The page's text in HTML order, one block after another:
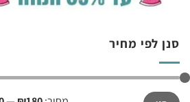
סנן לפי מחיר
מחיר
מחיר